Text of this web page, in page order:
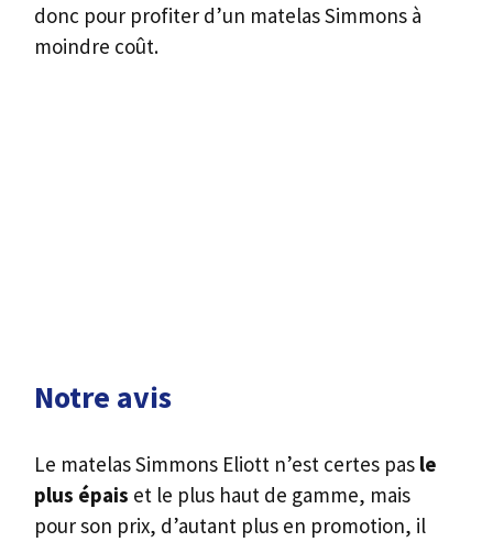
donc pour profiter d’un matelas Simmons à
moindre coût.
Notre avis
Le matelas Simmons Eliott n’est certes pas le
plus épais et le plus haut de gamme, mais
pour son prix, d’autant plus en promotion, il